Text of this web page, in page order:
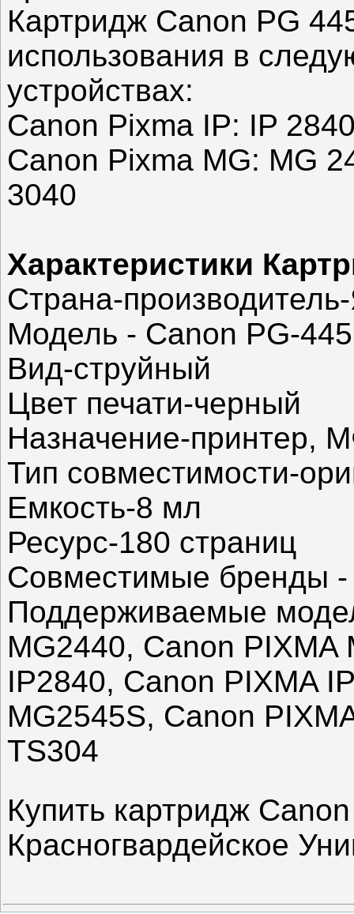
Картридж Canon PG
использования в
устройствах:
Canon Pixma IP: IP
Canon Pixma MG: MG
3040
Характеристики
Страна-
Модель - Canon PG-445
Вид-струйный
Цвет печати-черный
Назначение-принтер,
Тип совместимости-
Емкость-8 мл
Ресурс-180 страниц
Совместимые бренды -
Поддерживаемые
MG2440, Canon PIXMA
IP2840, Canon PIXMA
MG2545S, Canon
TS304
Купить картридж
Красногвардейское